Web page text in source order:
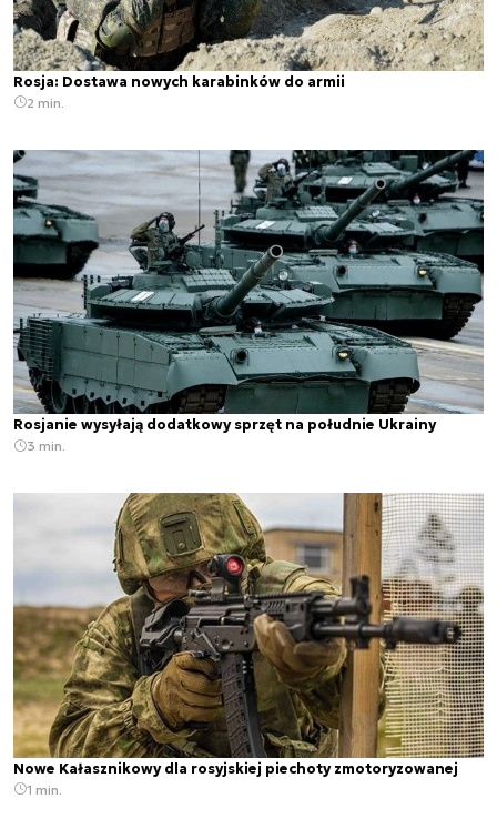
Rosja: Dostawa nowych karabinków do armii
2 min.
Rosjanie wysyłają dodatkowy sprzęt na południe Ukrainy
3 min.
Nowe Kałasznikowy dla rosyjskiej piechoty zmotoryzowanej
1 min.